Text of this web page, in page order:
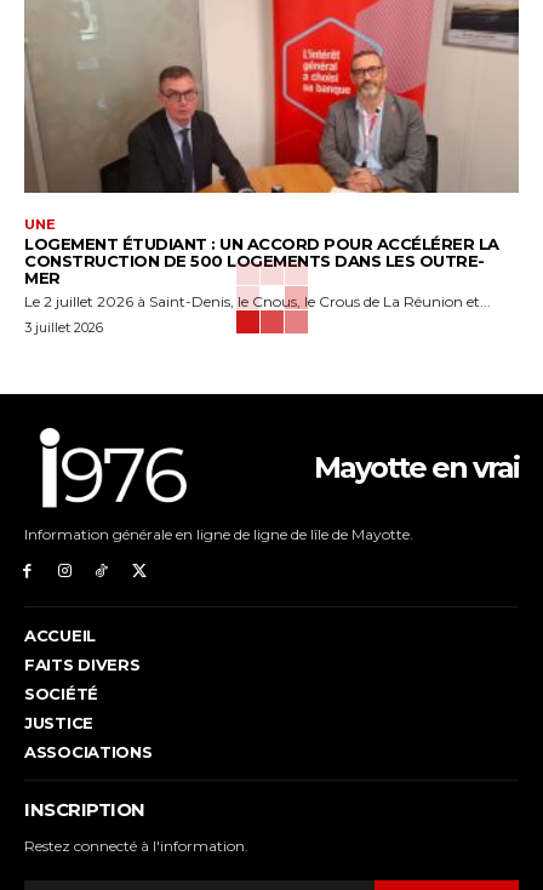
UNE
LOGEMENT ÉTUDIANT : UN ACCORD POUR ACCÉLÉRER LA
CONSTRUCTION DE 500 LOGEMENTS DANS LES OUTRE-
MER
Le 2 juillet 2026 à Saint-Denis, le Cnous, le Crous de La Réunion et...
3 juillet 2026
Mayotte en vrai
Information générale en ligne de ligne de lîle de Mayotte.
ACCUEIL
FAITS DIVERS
SOCIÉTÉ
JUSTICE
ASSOCIATIONS
INSCRIPTION
Restez connecté à l'information.